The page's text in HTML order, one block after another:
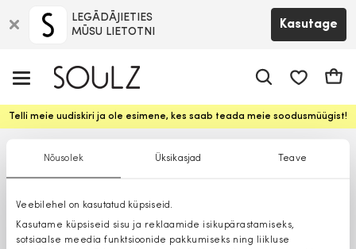
Nõusolek Üksikasjad Teave
Veebilehel on kasutatud küpsiseid.
Kasutame küpsiseid sisu ja reklaamide isikupärastamiseks,
sotsiaalse meedia funktsioonide pakkumiseks ning liikluse
LEGĀDĀJIETIES
MŪSU LIETOTNI
Kasutage
Telli meie uudiskiri ja ole esimene, kes saab teada meie soodusmüügist!